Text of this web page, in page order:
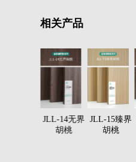
相关产品
JLL-14无界
胡桃
JLL-15臻界
胡桃